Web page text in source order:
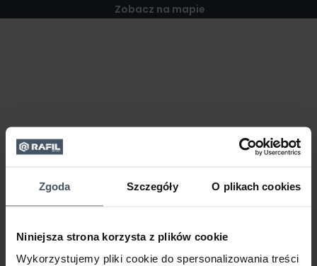
Zgoda Szczegóły O plikach cookies
Niniejsza strona korzysta z plików cookie
Wykorzystujemy pliki cookie do spersonalizowania treści
Zobacz na mapie